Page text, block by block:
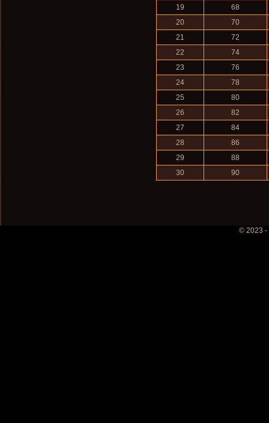
19
68
20
70
21
72
22
74
23
76
24
78
25
80
26
82
27
84
28
86
29
88
30
90
© 2023 -